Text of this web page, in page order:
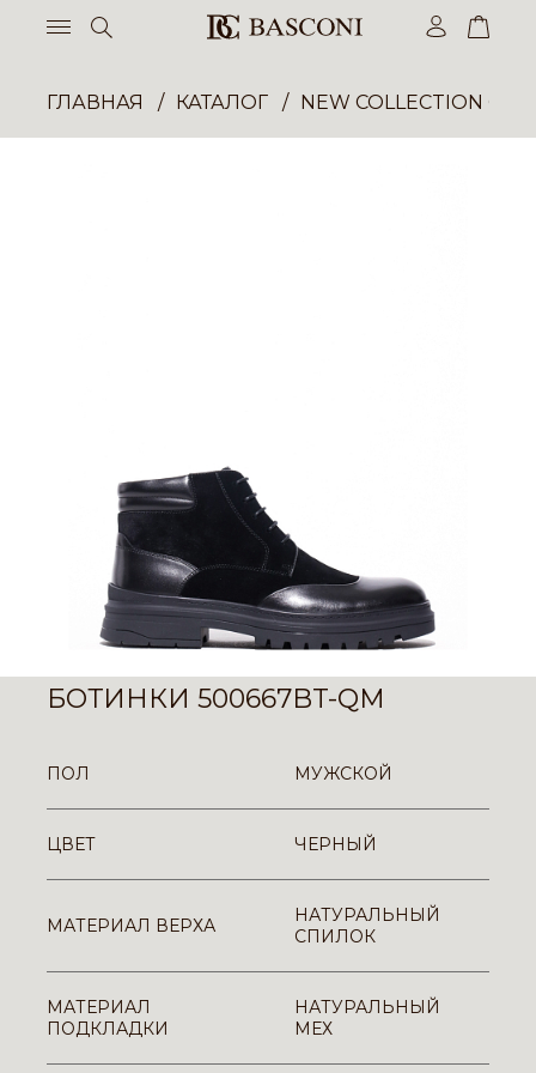
ГЛАВНАЯ КАТАЛОГ NEW COLLECTION
БОТИНКИ 500667BT-QM
ПОЛ МУЖСКОЙ
ЦВЕТ ЧЕРНЫЙ
МАТЕРИАЛ ВЕРХА
НАТУРАЛЬНЫЙ
СПИЛОК
МАТЕРИАЛ
ПОДКЛАДКИ
НАТУРАЛЬНЫЙ
МЕХ